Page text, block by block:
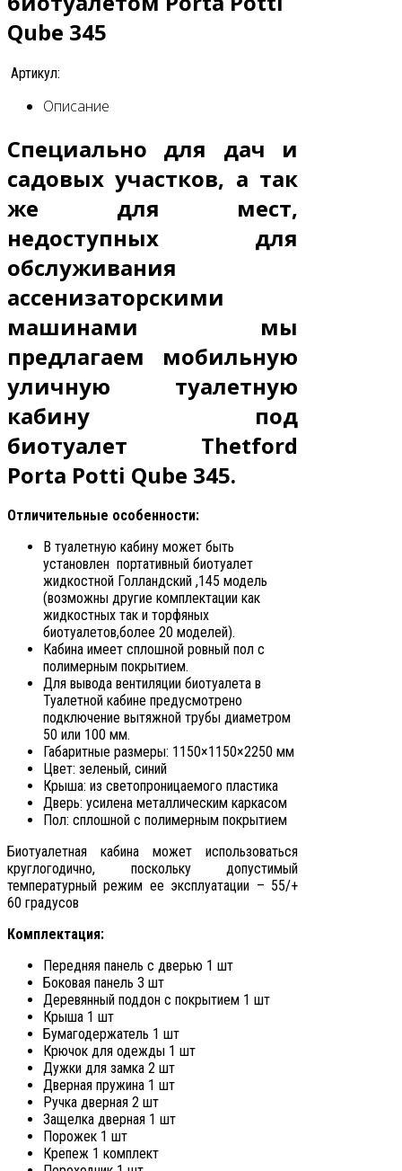
Qube 345
Артикул:
Описание
Специально для дач и
садовых участков, а так
же для мест,
недоступных для
обслуживания
ассенизаторскими
машинами мы
предлагаем мобильную
уличную туалетную
кабину под
биотуалет Thetford
Porta Potti Qube 345.
Отличительные особенности:
В туалетную кабину может быть
установлен портативный биотуалет
жидкостной Голландский ,145 модель
(возможны другие комплектации как
жидкостных так и торфяных
биотуалетов,более 20 моделей).
Кабина имеет сплошной ровный пол с
полимерным покрытием.
Для вывода вентиляции биотуалета в
Туалетной кабине предусмотрено
подключение вытяжной трубы диаметром
50 или 100 мм.
Габаритные размеры: 1150×1150×2250 мм
Цвет: зеленый, синий
Крыша: из светопроницаемого пластика
Дверь: усилена металлическим каркасом
Пол: сплошной с полимерным покрытием
Биотуалетная кабина может использоваться
круглогодично, поскольку допустимый
температурный режим ее эксплуатации – 55/+
60 градусов
Комплектация:
Передняя панель с дверью 1 шт
Боковая панель 3 шт
Деревянный поддон с покрытием 1 шт
Крыша 1 шт
Бумагодержатель 1 шт
Крючок для одежды 1 шт
Дужки для замка 2 шт
Дверная пружина 1 шт
Ручка дверная 2 шт
Защелка дверная 1 шт
Порожек 1 шт
Крепеж 1 комплект